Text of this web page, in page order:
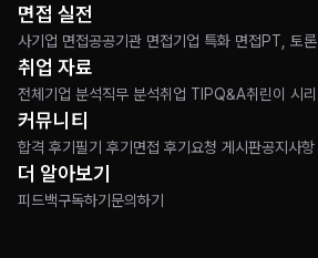
면접 실전
사기업 면접공공기관 면접기업 특화 면접PT, 토
취업 자료
전체 기업 분석직무 분석취업 TIPQ&A취린이 시
커뮤니티
합격 후기 필기 후기 면접 후기 요청 게시판공지사항
더 알아보기
피드백구독하기 문의하기